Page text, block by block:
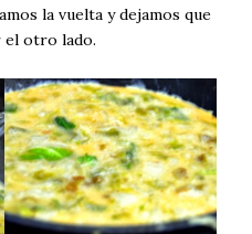
la vuelta y dejamos que
el otro lado.